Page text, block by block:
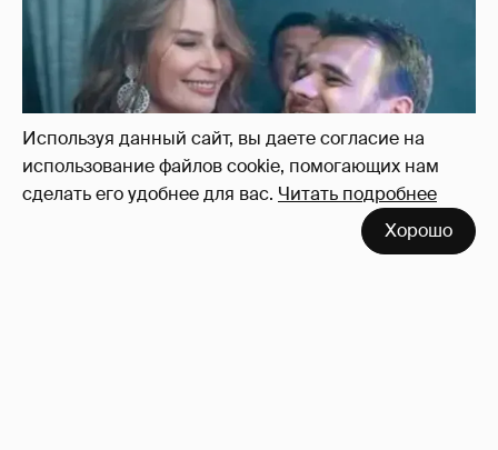
Используя данный сайт, вы даете согласие на
использование файлов cookie, помогающих нам
сделать его удобнее для вас. Читать подробнее
Хорошо